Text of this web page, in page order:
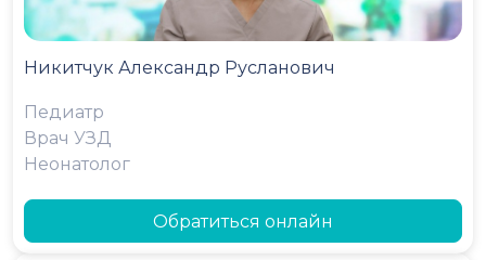
Никитчук Александр Русланович
Педиатр
Врач УЗД
Неонатолог
Обратиться онлайн